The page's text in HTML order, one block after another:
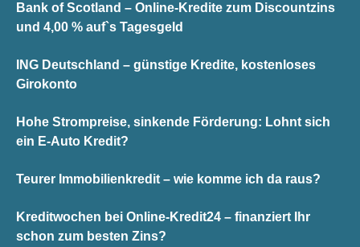
Bank of Scotland – Online-Kredite zum Discountzins
und 4,00 % auf`s Tagesgeld
ING Deutschland – günstige Kredite, kostenloses
Girokonto
Hohe Strompreise, sinkende Förderung: Lohnt sich
ein E-Auto Kredit?
Teurer Immobilienkredit – wie komme ich da raus?
Kreditwochen bei Online-Kredit24 – finanziert Ihr
schon zum besten Zins?